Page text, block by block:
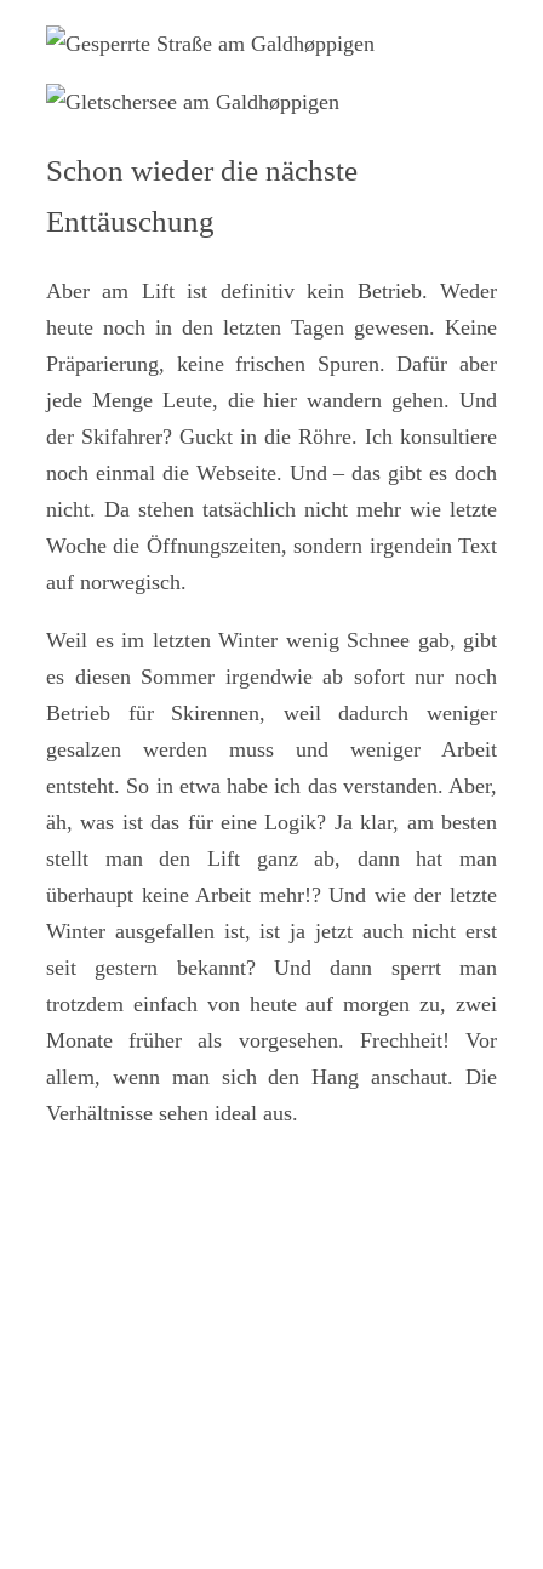
Schon wieder die nächste
Enttäuschung
Aber am Lift ist definitiv kein Betrieb. Weder
heute noch in den letzten Tagen gewesen. Keine
Präparierung, keine frischen Spuren. Dafür aber
jede Menge Leute, die hier wandern gehen. Und
der Skifahrer? Guckt in die Röhre. Ich konsultiere
noch einmal die Webseite. Und – das gibt es doch
nicht. Da stehen tatsächlich nicht mehr wie letzte
Woche die Öffnungszeiten, sondern irgendein Text
auf norwegisch.
Weil es im letzten Winter wenig Schnee gab, gibt
es diesen Sommer irgendwie ab sofort nur noch
Betrieb für Skirennen, weil dadurch weniger
gesalzen werden muss und weniger Arbeit
entsteht. So in etwa habe ich das verstanden. Aber,
äh, was ist das für eine Logik? Ja klar, am besten
stellt man den Lift ganz ab, dann hat man
überhaupt keine Arbeit mehr!? Und wie der letzte
Winter ausgefallen ist, ist ja jetzt auch nicht erst
seit gestern bekannt? Und dann sperrt man
trotzdem einfach von heute auf morgen zu, zwei
Monate früher als vorgesehen. Frechheit! Vor
allem, wenn man sich den Hang anschaut. Die
Verhältnisse sehen ideal aus.